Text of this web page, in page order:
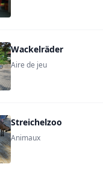
Wackelräder
Aire de jeu
Streichelzoo
Animaux